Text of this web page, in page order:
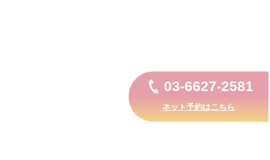
03-6627-2581
ネット予約はこちら